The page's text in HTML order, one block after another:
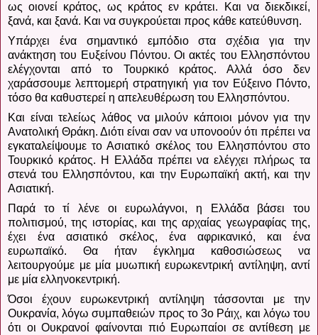
ως οιονεί κράτος, ως κράτος εν κράτει. Και να διεκδικεί,
ξανά, και ξανά. Και να συγκρούεται προς κάθε κατεύθυνση.
Υπάρχει ένα σημαντικό εμπόδιο στα σχέδια για την
ανάκτηση του Ευξείνου Πόντου. Οι ακτές του Ελλησπόντου
ελέγχονται από το Τουρκικό κράτος. Αλλά όσο δεν
χαράσσουμε λεπτομερή στρατηγική για τον Εύξεινο Πόντο,
τόσο θα καθυστερεί η απελευθέρωση του Ελλησπόντου.
Και είναι τελείως λάθος να μιλούν κάποιοι μόνον για την
Ανατολική Θράκη. Διότι είναι σαν να υπονοούν ότι πρέπει να
εγκαταλείψουμε το Ασιατικό σκέλος του Ελλησπόντου στο
Τουρκικό κράτος. Η Ελλάδα πρέπει να ελέγχει πλήρως τα
στενά του Ελλησπόντου, και την Ευρωπαϊκή ακτή, και την
Ασιατική.
Παρά το τί λένε οι ευρωλάγνοι, η Ελλάδα βάσει του
πολιτισμού, της ιστορίας, και της αρχαίας γεωγραφίας της,
έχει ένα ασιατικό σκέλος, ένα αφρικανικό, και ένα
ευρωπαϊκό. Θα ήταν έγκλημα καθοσιώσεως να
λειτουργούμε με μία μυωπική ευρωκεντρική αντίληψη, αντί
με μία ελληνοκεντρική.
Όσοι έχουν ευρωκεντρική αντίληψη τάσσονται με την
Ουκρανία, λόγω συμπαθειών προς το 3ο Ράιχ, και λόγω του
ότι οι Ουκρανοί φαίνονται πιό Ευρωπαίοι σε αντίθεση με